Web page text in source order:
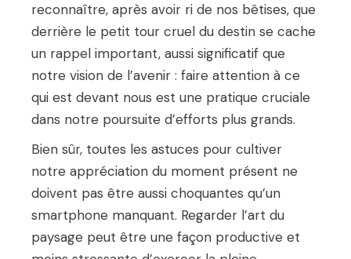
reconnaître, après avoir ri de nos bêtises, que
derrière le petit tour cruel du destin se cache
un rappel important, aussi significatif que
notre vision de l’avenir : faire attention à ce
qui est devant nous est une pratique cruciale
dans notre poursuite d’efforts plus grands.
Bien sûr, toutes les astuces pour cultiver
notre appréciation du moment présent ne
doivent pas être aussi choquantes qu’un
smartphone manquant. Regarder l’art du
paysage peut être une façon productive et